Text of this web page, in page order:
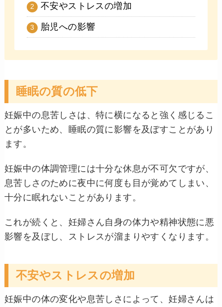
不安やストレスの増加
胎児への影響
睡眠の質の低下
妊娠中の息苦しさは、特に横になると強く感じるこ
とが多いため、睡眠の質に影響を及ぼすことがあり
ます。
妊娠中の体調管理には十分な休息が不可欠ですが、
息苦しさのために夜中に何度も目が覚めてしまい、
十分に眠れないことがあります。
これが続くと、妊婦さん自身の体力や精神状態に悪
影響を及ぼし、ストレスが溜まりやすくなります。
不安やストレスの増加
妊娠中の体の変化や息苦しさによって、妊婦さんは